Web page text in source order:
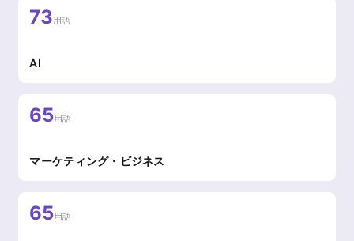
73用語
AI
65用語
マーケティング・ビジネス
65用語